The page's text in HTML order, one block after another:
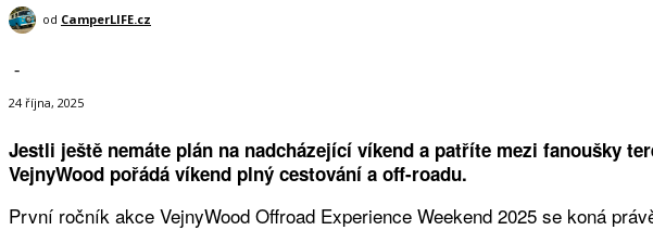
od CamperLIFE.cz
-
24 října, 2025
Jestli ještě nemáte plán na nadcházející víkend a patříte mezi fanoušky
VejnyWood pořádá víkend plný cestování a off-roadu.
První ročník akce VejnyWood Offroad Experience Weekend 2025 se koná